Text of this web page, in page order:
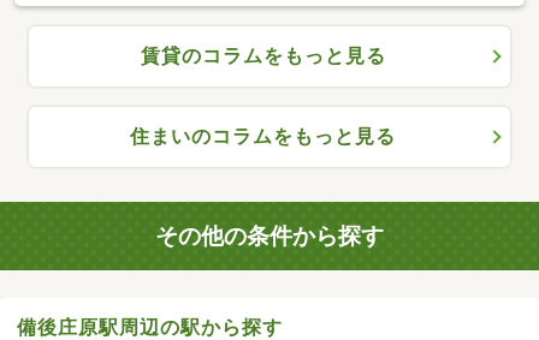
賃貸のコラムをもっと見る
住まいのコラムをもっと見る
その他の条件から探す
備後庄原駅周辺の駅から探す